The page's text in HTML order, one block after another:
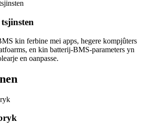
kin ferbine mei apps, hegere kompjûters
en kin batterij-BMS-parameters yn
en oanpasse.